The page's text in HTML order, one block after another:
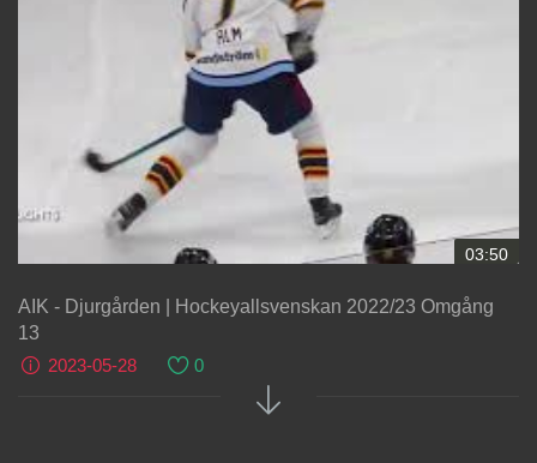
03:50
AIK - Djurgården | Hockeyallsvenskan 2022/23 Omgång
13
2023-05-28
0